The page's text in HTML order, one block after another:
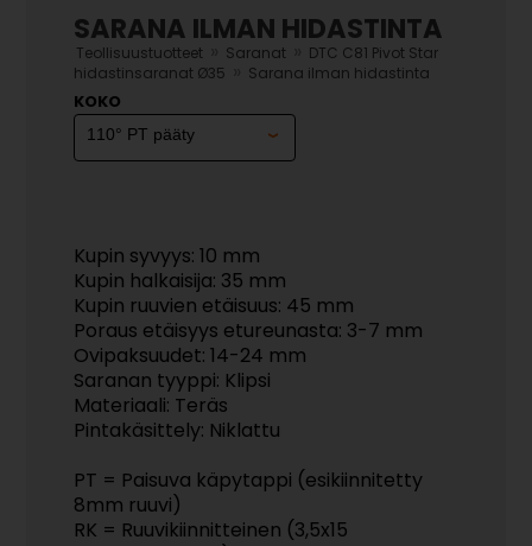
SARANA ILMAN HIDASTINTA
Teollisuustuotteet Saranat
DTC C81 Pivot Star
hidastinsaranat Ø35
Sarana ilman hidastinta
KOKO
Kupin syvyys: 10 mm
Kupin halkaisija: 35 mm
Kupin ruuvien etäisuus: 45 mm
Poraus etäisyys etureunasta: 3-7 mm
Ovipaksuudet: 14-24 mm
Saranan tyyppi: Klipsi
Materiaali: Teräs
Pintakäsittely: Niklattu
PT = Paisuva käpytappi (esikiinnitetty
8mm ruuvi)
RK = Ruuvikiinnitteinen (3,5x15